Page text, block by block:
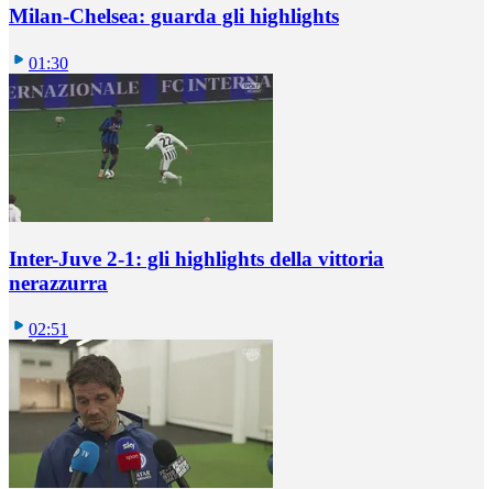
Milan-Chelsea: guarda gli highlights
01:30
Inter-Juve 2-1: gli highlights della vittoria
nerazzurra
02:51